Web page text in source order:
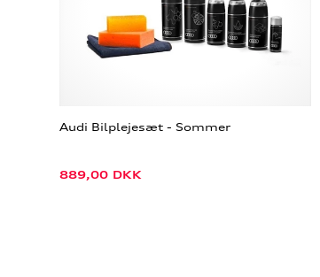
Audi Bilplejesæt - Sommer
889,00 DKK